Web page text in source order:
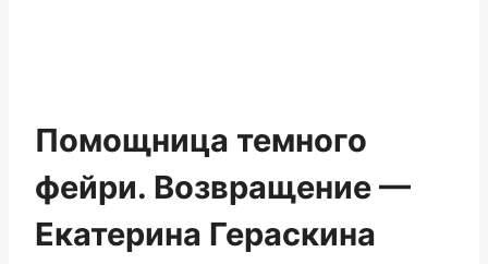
Помощница темного
фейри. Возвращение —
Екатерина Гераскина